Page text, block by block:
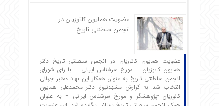
عضویت همایون کاتوزیان در
انجمن سلطنتی تاریخ
عضویت همایون کاتوزیان در انجمن سلطنتی تاریخ دکتر
همایون کاتوزیان – مورخ سرشناس ایرانی – با رأی شورای
انجمن سلطنتی تاریخ به عنوان همکار این نهاد معتبر جهانی
انتخاب شد. به گزارش مشهدنیوز، دکتر محمدعلی همایون
کاتوزیان -پژوهشگر و مورخ سرشناس ایرانی – به عنوان